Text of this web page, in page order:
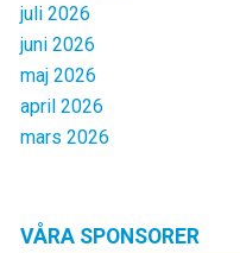
juli 2026
juni 2026
maj 2026
april 2026
mars 2026
VÅRA SPONSORER